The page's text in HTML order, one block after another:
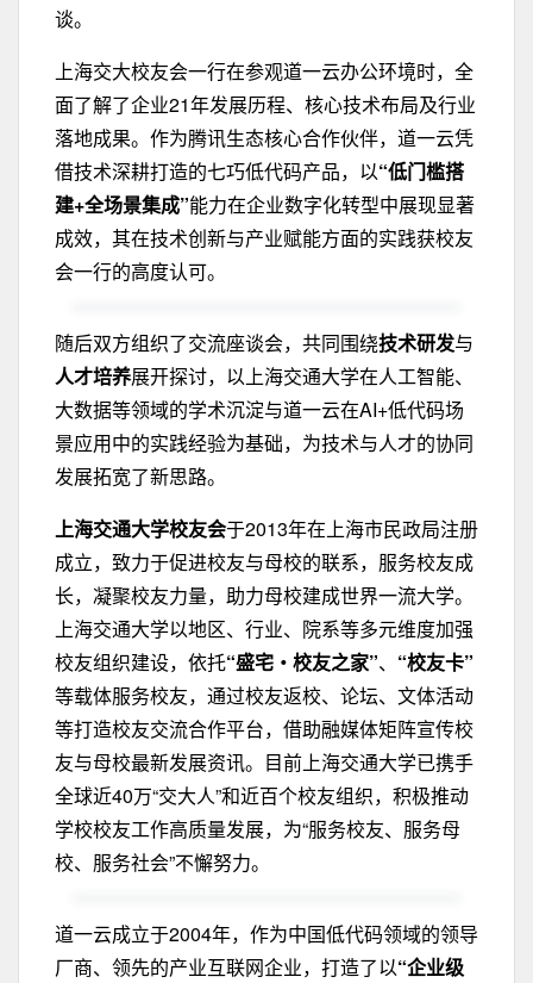
谈。
上海交大校友会一行在参观道一云办公环境时，全
面了解了企业21年发展历程、核心技术布局及行业
落地成果。作为腾讯生态核心合作伙伴，道一云凭
借技术深耕打造的七巧低代码产品，以“低门槛搭
建+全场景集成”能力在企业数字化转型中展现显著
成效，其在技术创新与产业赋能方面的实践获校友
会一行的高度认可。
随后双方组织了交流座谈会，共同围绕技术研发与
人才培养展开探讨，以上海交通大学在人工智能、
大数据等领域的学术沉淀与道一云在AI+低代码场
景应用中的实践经验为基础，为技术与人才的协同
发展拓宽了新思路。
上海交通大学校友会于2013年在上海市民政局注册
成立，致力于促进校友与母校的联系，服务校友成
长，凝聚校友力量，助力母校建成世界一流大学。
上海交通大学以地区、行业、院系等多元维度加强
校友组织建设，依托“盛宅・校友之家”、 “校友卡”
等载体服务校友，通过校友返校、论坛、文体活动
等打造校友交流合作平台，借助融媒体矩阵宣传校
友与母校最新发展资讯。目前上海交通大学已携手
全球近40万“交大人”和近百个校友组织，积极推动
学校校友工作高质量发展，为“服务校友、服务母
校、服务社会”不懈努力。
道一云成立于2004年，作为中国低代码领域的领导
厂商、领先的产业互联网企业，打造了以“企业级